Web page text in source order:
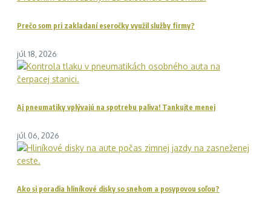
Prečo som pri zakladaní eseročky využil služby firmy?
júl 18, 2026
Aj pneumatiky vplývajú na spotrebu paliva! Tankujte menej
júl 06, 2026
Ako si poradia hliníkové disky so snehom a posypovou soľou?